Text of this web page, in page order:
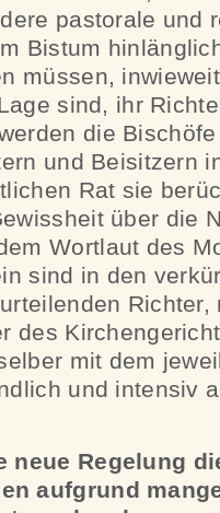
pastorale und
Bistum
müssen,
sind, ihr
die
und Beisitzern
Rat sie
über die
Wortlaut des
sind in den
des
mit dem
und intensiv
neue Regelung
aufgrund